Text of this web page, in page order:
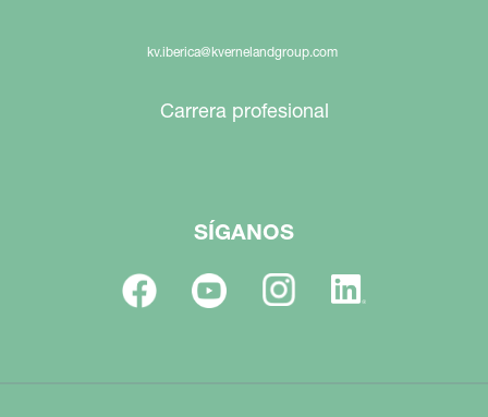
kv.iberica@kvernelandgroup.com
Carrera profesional
SÍGANOS